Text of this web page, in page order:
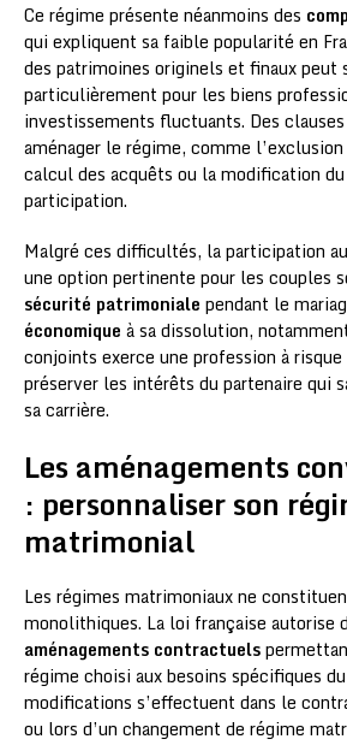
Ce régime présente néanmoins des
qui expliquent sa faible popularité en
des patrimoines originels et finaux peut
particulièrement pour les biens
investissements fluctuants. Des
aménager le régime, comme
calcul des acquêts ou la modification
participation.
Malgré ces difficultés, la participation
une option pertinente pour les couples
sécurité patrimoniale pendant le
économique à sa dissolution,
conjoints exerce une profession à
préserver les intérêts du partenaire qui
sa carrière.
Les aménagements
: personnaliser son
matrimonial
Les régimes matrimoniaux ne
monolithiques. La loi française autorise
aménagements contractuels
régime choisi aux besoins spécifiques
modifications s’effectuent dans le
ou lors d’un changement de régime